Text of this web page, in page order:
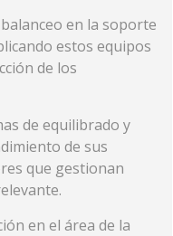
en la soporte
estos equipos
de los
de equilibrado y
de sus
que gestionan
en el área de la